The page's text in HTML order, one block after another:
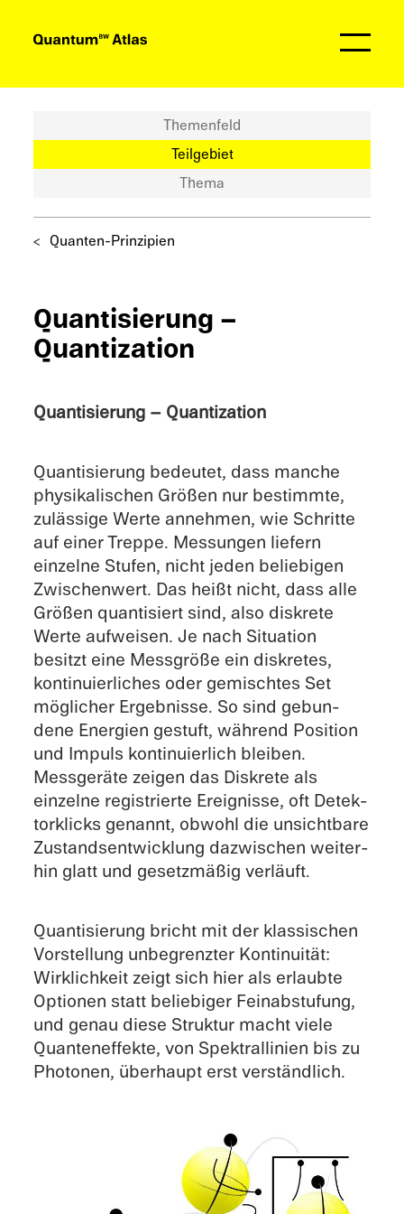
Themenfeld
Teilgebiet
Thema
Quanten-Prinzipien
Quanti­sie­rung –
Quantization
Quanti­sie­rung – Quantization
Quanti­sie­rung bedeu­tet, dass manche
physi­ka­li­schen Größen nur bestimmte,
zuläs­sige Werte anneh­men, wie Schritte
auf einer Treppe. Messun­gen liefern
einzelne Stufen, nicht jeden belie­bi­gen
Zwischen­wert. Das heißt nicht, dass alle
Größen quanti­siert sind, also diskrete
Werte aufwei­sen. Je nach Situa­tion
besitzt eine Messgröße ein diskre­tes,
konti­nu­ier­li­ches oder gemisch­tes Set
mögli­cher Ergeb­nisse. So sind gebun­
dene Energien gestuft, während Position
und Impuls konti­nu­ier­lich bleiben.
Messge­räte zeigen das Diskrete als
einzelne regis­trierte Ereig­nisse, oft Detek­
tor­klicks genannt, obwohl die unsicht­bare
Zustands­ent­wick­lung dazwi­schen weiter­
hin glatt und gesetz­mä­ßig verläuft.
Quanti­sie­rung bricht mit der klassi­schen
Vorstel­lung unbegrenz­ter Konti­nui­tät:
Wirklich­keit zeigt sich hier als erlaubte
Optio­nen statt belie­bi­ger Feinab­stu­fung,
und genau diese Struk­tur macht viele
Quanten­ef­fekte, von Spektral­li­nien bis zu
Photo­nen, überhaupt erst verständlich.